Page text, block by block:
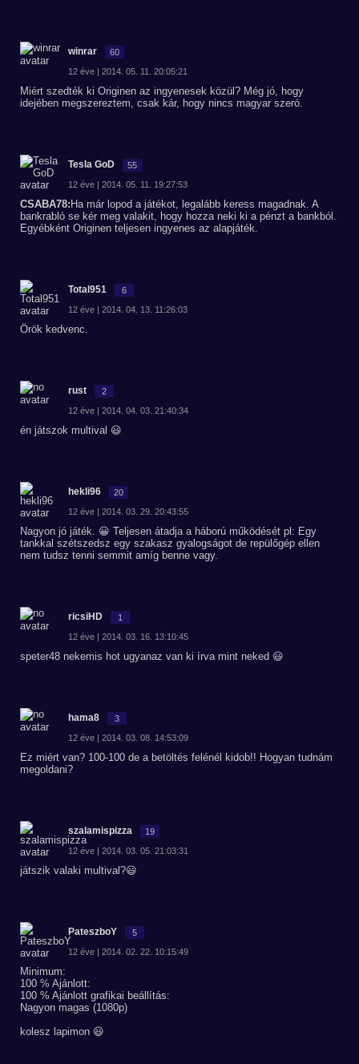
winrar 60
12 éve | 2014. 05. 11. 20:05:21
Miért szedték ki Originen az ingyenesek közül? Még jó, hogy
idejében megszereztem, csak kár, hogy nincs magyar szeró.
Tesla GoD 55
12 éve | 2014. 05. 11. 19:27:53
CSABA78: Ha már lopod a játékot, legalább keress magadnak. A
bankrabló se kér meg valakit, hogy hozza neki ki a pénzt a bankból.
Egyébként Originen teljesen ingyenes az alapjáték.
Total951 6
12 éve | 2014. 04. 13. 11:26:03
Örök kedvenc.
rust 2
12 éve | 2014. 04. 03. 21:40:34
én játszok multival 😃
hekli96 20
12 éve | 2014. 03. 29. 20:43:55
Nagyon jó játék. 😀 Teljesen átadja a háború működését pl: Egy
tankkal szétszedsz egy szakasz gyalogságot de repülőgép ellen
nem tudsz tenni semmit amíg benne vagy.
ricsiHD 1
12 éve | 2014. 03. 16. 13:10:45
speter48 nekemis hot ugyanaz van ki írva mint neked 😃
hama8 3
12 éve | 2014. 03. 08. 14:53:09
Ez miért van? 100-100 de a betöltés felénél kidob!! Hogyan tudnám
megoldani?
szalamispizza 19
12 éve | 2014. 03. 05. 21:03:31
játszik valaki multival?😃
PateszboY 5
12 éve | 2014. 02. 22. 10:15:49
Minimum:
100 % Ajánlott:
100 % Ajánlott grafikai beállítás:
Nagyon magas (1080p)
kolesz lapimon 😃